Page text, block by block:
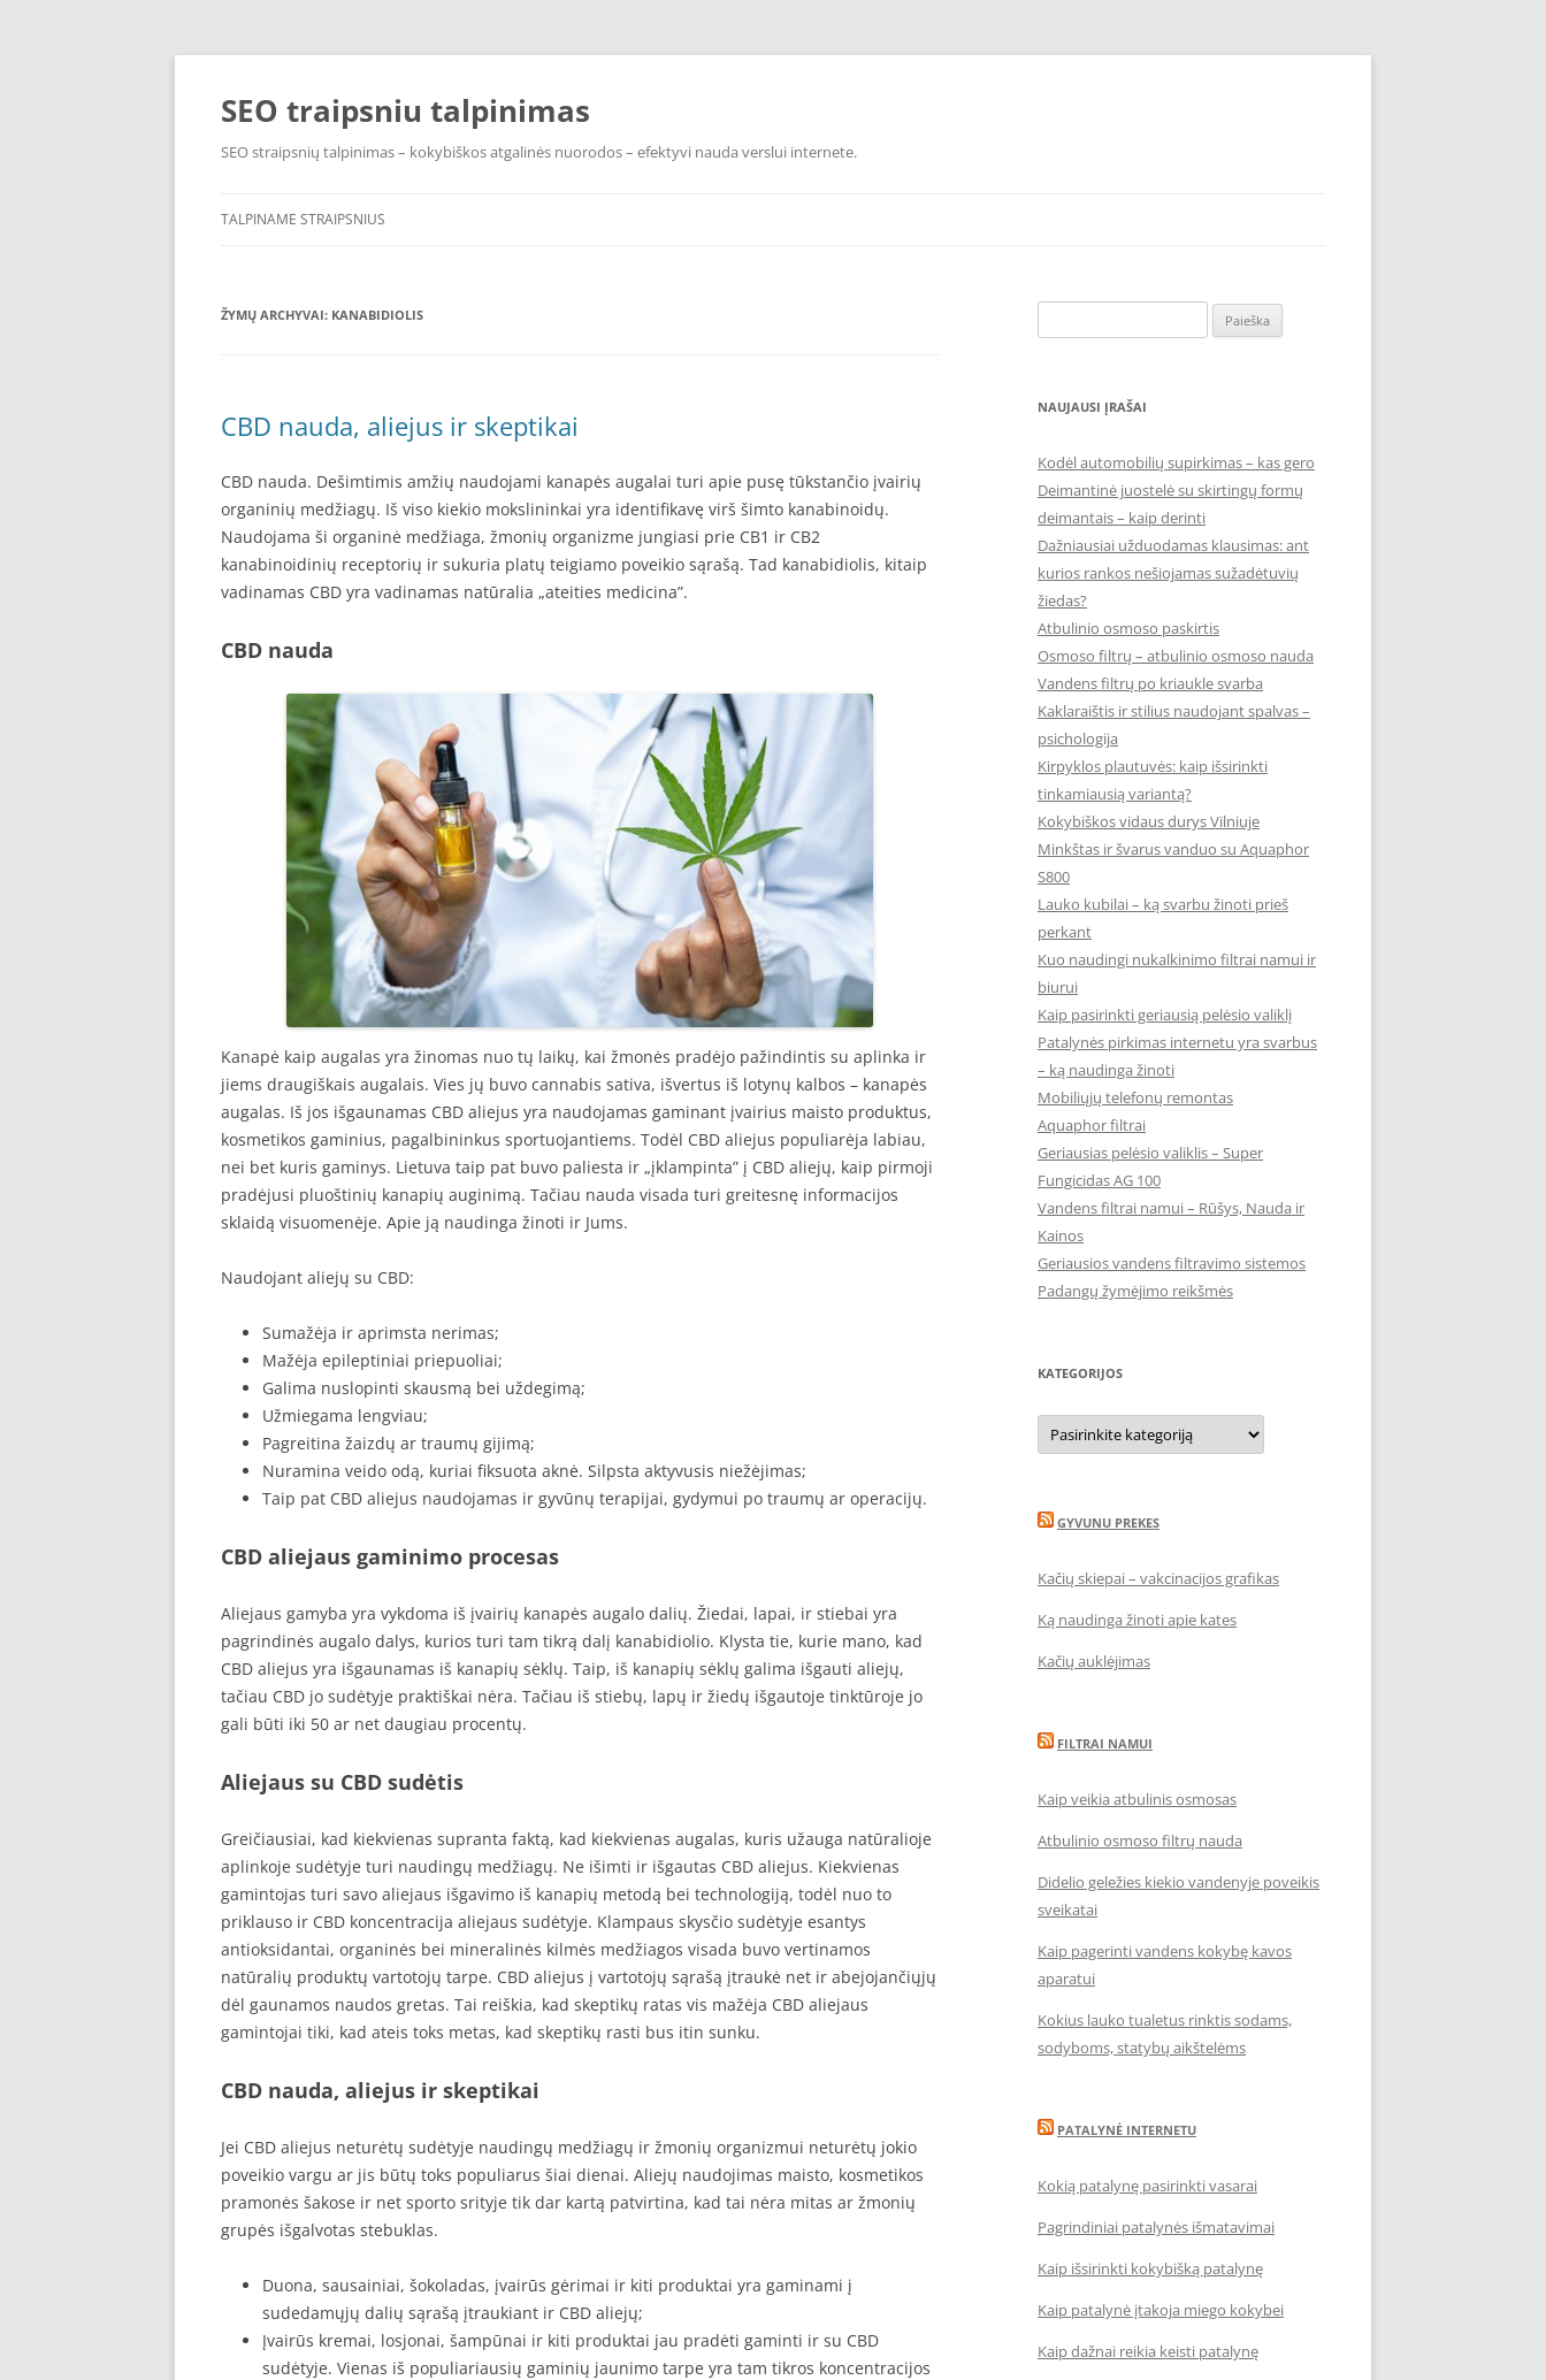
Pereiti
SEO traipsniu talpinimas
SEO straipsnių talpinimas – kokybiškos atgalinės nuorodos – efektyvi nauda verslui internete.
TALPINAME STRAIPSNIUS
ŽYMŲ ARCHYVAI: KANABIDIOLIS
CBD nauda, aliejus ir skeptikai
CBD nauda. Dešimtimis amžių naudojami kanapės augalai turi apie pusę tūkstančio įvairių
organinių medžiagų. Iš viso kiekio mokslininkai yra identifikavę virš šimto kanabinoidų.
Naudojama ši organinė medžiaga, žmonių organizme jungiasi prie CB1 ir CB2
kanabinoidinių receptorių ir sukuria platų teigiamo poveikio sąrašą. Tad kanabidiolis, kitaip
vadinamas CBD yra vadinamas natūralia „ateities medicina”.
CBD nauda
Kanapė kaip augalas yra žinomas nuo tų laikų, kai žmonės pradėjo pažindintis su aplinka ir
jiems draugiškais augalais. Vies jų buvo cannabis sativa, išvertus iš lotynų kalbos – kanapės
augalas. Iš jos išgaunamas CBD aliejus yra naudojamas gaminant įvairius maisto produktus,
kosmetikos gaminius, pagalbininkus sportuojantiems. Todėl CBD aliejus populiarėja labiau,
nei bet kuris gaminys. Lietuva taip pat buvo paliesta ir „įklampinta” į CBD aliejų, kaip pirmoji
pradėjusi pluoštinių kanapių auginimą. Tačiau nauda visada turi greitesnę informacijos
sklaidą visuomenėje. Apie ją naudinga žinoti ir Jums.
Naudojant aliejų su CBD:
Sumažėja ir aprimsta nerimas;
Mažėja epileptiniai priepuoliai;
Galima nuslopinti skausmą bei uždegimą;
Užmiegama lengviau;
Pagreitina žaizdų ar traumų gijimą;
Nuramina veido odą, kuriai fiksuota aknė. Silpsta aktyvusis niežėjimas;
Taip pat CBD aliejus naudojamas ir gyvūnų terapijai, gydymui po traumų ar operacijų.
CBD aliejaus gaminimo procesas
Aliejaus gamyba yra vykdoma iš įvairių kanapės augalo dalių. Žiedai, lapai, ir stiebai yra
pagrindinės augalo dalys, kurios turi tam tikrą dalį kanabidiolio. Klysta tie, kurie mano, kad
CBD aliejus yra išgaunamas iš kanapių sėklų. Taip, iš kanapių sėklų galima išgauti aliejų,
tačiau CBD jo sudėtyje praktiškai nėra. Tačiau iš stiebų, lapų ir žiedų išgautoje tinktūroje jo
gali būti iki 50 ar net daugiau procentų.
Aliejaus su CBD sudėtis
Greičiausiai, kad kiekvienas supranta faktą, kad kiekvienas augalas, kuris užauga natūralioje
aplinkoje sudėtyje turi naudingų medžiagų. Ne išimti ir išgautas CBD aliejus. Kiekvienas
gamintojas turi savo aliejaus išgavimo iš kanapių metodą bei technologiją, todėl nuo to
priklauso ir CBD koncentracija aliejaus sudėtyje. Klampaus skysčio sudėtyje esantys
antioksidantai, organinės bei mineralinės kilmės medžiagos visada buvo vertinamos
natūralių produktų vartotojų tarpe. CBD aliejus į vartotojų sąrašą įtraukė net ir abejojančiųjų
dėl gaunamos naudos gretas. Tai reiškia, kad skeptikų ratas vis mažėja CBD aliejaus
gamintojai tiki, kad ateis toks metas, kad skeptikų rasti bus itin sunku.
CBD nauda, aliejus ir skeptikai
Jei CBD aliejus neturėtų sudėtyje naudingų medžiagų ir žmonių organizmui neturėtų jokio
poveikio vargu ar jis būtų toks populiarus šiai dienai. Aliejų naudojimas maisto, kosmetikos
pramonės šakose ir net sporto srityje tik dar kartą patvirtina, kad tai nėra mitas ar žmonių
grupės išgalvotas stebuklas.
Duona, sausainiai, šokoladas, įvairūs gėrimai ir kiti produktai yra gaminami į
sudedamųjų dalių sąrašą įtraukiant ir CBD aliejų;
Įvairūs kremai, losjonai, šampūnai ir kiti produktai jau pradėti gaminti ir su CBD
sudėtyje. Vienas iš populiariausių gaminių jaunimo tarpe yra tam tikros koncentracijos
NAUJAUSI ĮRAŠAI
Kodėl automobilių supirkimas – kas gero
Deimantinė juostelė su skirtingų formų
deimantais – kaip derinti
Dažniausiai užduodamas klausimas: ant
kurios rankos nešiojamas sužadėtuvių
žiedas?
Atbulinio osmoso paskirtis
Osmoso filtrų – atbulinio osmoso nauda
Vandens filtrų po kriaukle svarba
Kaklaraištis ir stilius naudojant spalvas –
psichologija
Kirpyklos plautuvės: kaip išsirinkti
tinkamiausią variantą?
Kokybiškos vidaus durys Vilniuje
Minkštas ir švarus vanduo su Aquaphor
S800
Lauko kubilai – ką svarbu žinoti prieš
perkant
Kuo naudingi nukalkinimo filtrai namui ir
biurui
Kaip pasirinkti geriausią pelėsio valiklį
Patalynės pirkimas internetu yra svarbus
– ką naudinga žinoti
Mobiliųjų telefonų remontas
Aquaphor filtrai
Geriausias pelėsio valiklis – Super
Fungicidas AG 100
Vandens filtrai namui – Rūšys, Nauda ir
Kainos
Geriausios vandens filtravimo sistemos
Padangų žymėjimo reikšmės
KATEGORIJOS
Kategorijos
GYVUNU PREKES
Kačių skiepai – vakcinacijos grafikas
Ką naudinga žinoti apie kates
Kačių auklėjimas
FILTRAI NAMUI
Kaip veikia atbulinis osmosas
Atbulinio osmoso filtrų nauda
Didelio geležies kiekio vandenyje poveikis
sveikatai
Kaip pagerinti vandens kokybę kavos
aparatui
Kokius lauko tualetus rinktis sodams,
sodyboms, statybų aikštelėms
PATALYNĖ INTERNETU
Kokią patalynę pasirinkti vasarai
Pagrindiniai patalynės išmatavimai
Kaip išsirinkti kokybišką patalynę
Kaip patalynė įtakoja miego kokybei
Kaip dažnai reikia keisti patalynę